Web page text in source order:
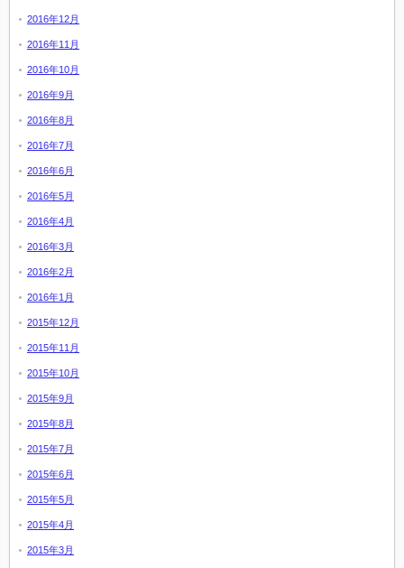
2016年12月
2016年11月
2016年10月
2016年9月
2016年8月
2016年7月
2016年6月
2016年5月
2016年4月
2016年3月
2016年2月
2016年1月
2015年12月
2015年11月
2015年10月
2015年9月
2015年8月
2015年7月
2015年6月
2015年5月
2015年4月
2015年3月